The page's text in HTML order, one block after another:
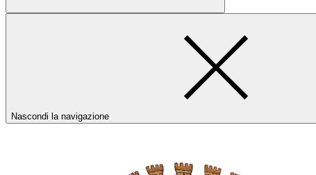
Nascondi la navigazione